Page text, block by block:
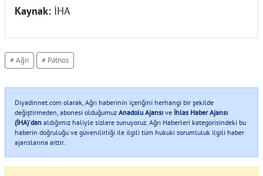
Kaynak: İHA
# Ağrı # Patnos
Diyadinnet.com olarak, Ağrı haberinin içeriğini herhangi bir şekilde
değiştirmeden, abonesi olduğumuz Anadolu Ajansı ve İhlas Haber Ajansı
(İHA)'dan aldığımız haliyle sizlere sunuyoruz. Ağrı Haberleri kategorisindeki bu
haberin doğruluğu ve güvenilirliği ile ilgili tüm hukuki sorumluluk ilgili haber
ajanslarına aittir..